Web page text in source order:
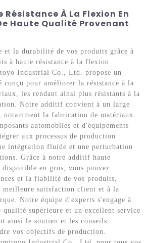
À La Flexion En
Haute Qualité Provenant
et la durabilité de vos produits grâce à
à haute résistance à la flexion
Industrial Co., Ltd. propose un
pour améliorer la résistance à la
les rendant ainsi plus résistants à la
Notre additif convient à un large
la fabrication de matériaux
automobiles et d'équipements
aux processus de production
intégration fluide et une perturbation
Grâce à notre additif haute
en gros, vous pouvez
et la fiabilité de vos produits,
meilleure satisfaction client et à la
Notre équipe d'experts s'engage à
supérieure et un excellent service
ainsi le soutien et les conseils
vos objectifs de production.